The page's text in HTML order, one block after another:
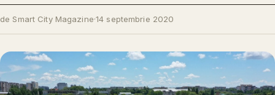
de Smart City Magazine·14 septembrie 2020